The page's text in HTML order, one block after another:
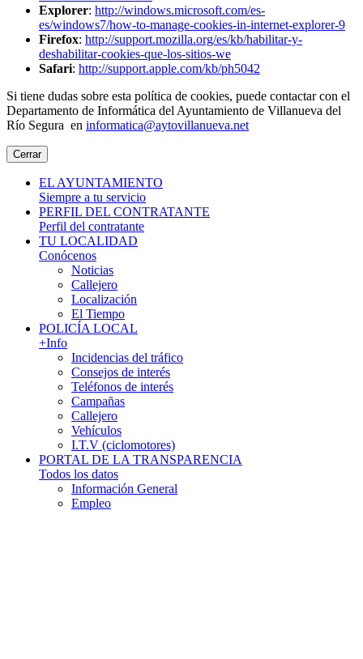
Explorer: http://windows.microsoft.com/es-
es/windows7/how-to-manage-cookies-in-internet-explorer-9
Firefox: http://support.mozilla.org/es/kb/habilitar-y-
deshabilitar-cookies-que-los-sitios-we
Safari: http://support.apple.com/kb/ph5042
Si tiene dudas sobre esta política de cookies, puede contactar con el
Departamento de Informática del Ayuntamiento de Villanueva del
Río Segura en informatica@aytovillanueva.net
Cerrar
EL AYUNTAMIENTO
Siempre a tu servicio
PERFIL DEL CONTRATANTE
Perfil del contratante
TU LOCALIDAD
Conócenos
Noticias
Callejero
Localización
El Tiempo
POLICÍA LOCAL
+Info
Incidencias del tráfico
Consejos de interés
Teléfonos de interés
Campañas
Callejero
Vehículos
I.T.V (ciclomotores)
PORTAL DE LA TRANSPARENCIA
Todos los datos
Información General
Empleo